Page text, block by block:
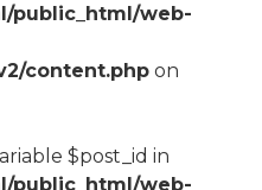
public_html/web-
content.phpon
$post_id in
public_html/web-